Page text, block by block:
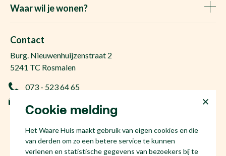
Cookie melding
Het Waare Huis maakt gebruik van eigen cookies en die
van derden om zo een betere service te kunnen
verlenen en statistische gegevens van bezoekers bij te
Het Waare Huis zoekt
Gratis woningwaarde
Vraag de kosten op
Ervaringen
Taxatie
Waar wil je wonen?
Makelaar Den Bosch
Huis kopen Nuland
Huis kopen Berlicum
Huis kopen Vinkel
Huis kopen Kruisstraat
Huis kopen Rosmalen
Huis verkopen Den Bosch
Contact
Burg. Nieuwenhuijzenstraat 2
5241 TC Rosmalen
073 - 523 64 65
NL81 53.60.447.B01